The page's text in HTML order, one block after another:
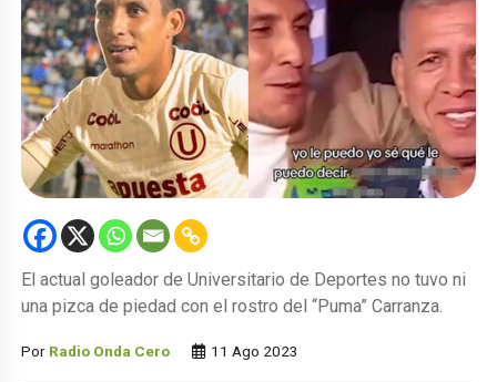
El actual goleador de Universitario de Deportes no tuvo ni
una pizca de piedad con el rostro del “Puma” Carranza.
Por Radio Onda Cero 11 Ago 2023